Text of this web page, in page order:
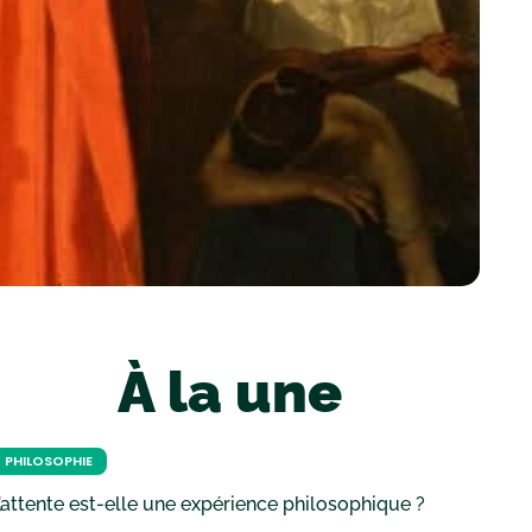
À la une
PHILOSOPHIE
est-elle une expérience philosophique ?